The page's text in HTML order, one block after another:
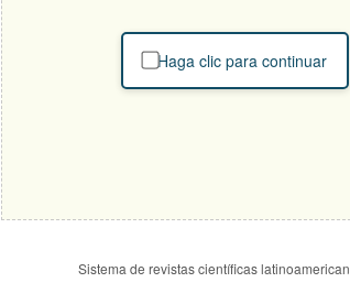
Haga clic para continuar
Sistema de revistas científicas